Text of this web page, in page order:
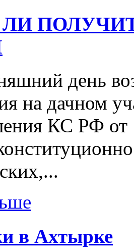
день
на дачном
КС РФ
в Ахтырке